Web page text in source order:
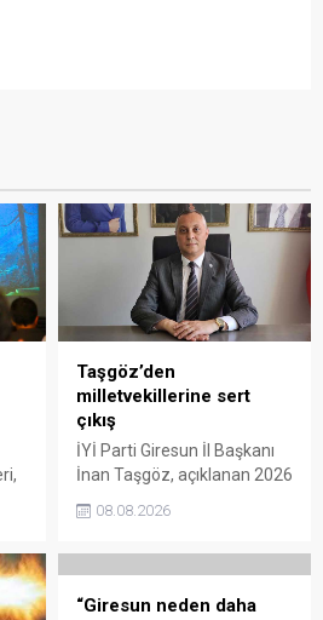
Taşgöz’den
milletvekillerine sert
çıkış
İYİ Parti Giresun İl Başkanı
İnan Taşgöz, açıklanan 2026
yılı fındık alım fiyatı
üzerinden iktidar
eleştirdi. Taşgöz, üreticinin
emeğinin karşılığını
08.08.2026
“Giresun neden daha